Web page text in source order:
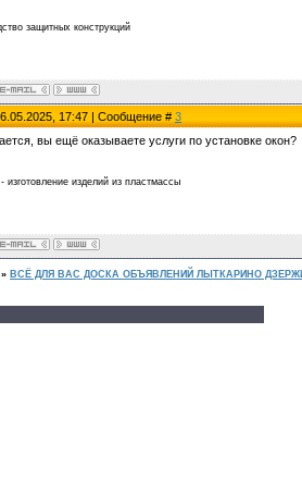
защитных конструкций
17:47 | Сообщение # 3
вы ещё оказываете услуги по установке окон?
- изготовление изделий из пластмассы
» ВСЁ ДЛЯ ВАС ДОСКА ОБЪЯВЛЕНИЙ ЛЫТКАРИНО